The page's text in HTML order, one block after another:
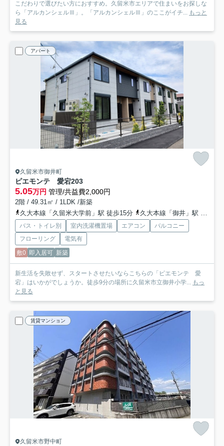
こだわりで選びたい方におすすめ。久留米市エリアで住まいをお探しな
ら「アルカンシェルⅢ」。「アルカンシェルⅢ」のここがイチ...
もっと
見る
アパート
久留米市御井町
ピエモンテ 愛宕203
5.05万円 管理/共益費2,000円
2階 / 49.31㎡ / 1LDK /新築
久大本線「久留米大学前」駅 徒歩15分
久大本線「御井」駅 徒歩23分
バス・トイレ別 室内洗濯機置場 エアコン
バルコニー
フローリング
電気有
敷0 即入居可 新築
新生活を失敗せず、スタートさせたいならこちらの「ピエモンテ 愛
宕」はいかがでしょうか。徒歩9分の場所に久留米市立御井小学...
もっ
と見る
賃貸マンション
久留米市野中町